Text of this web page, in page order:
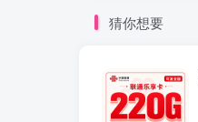
猜你想要